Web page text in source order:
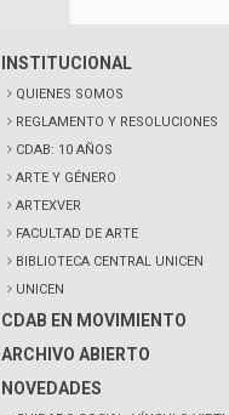
INSTITUCIONAL
QUIENES SOMOS
REGLAMENTO Y RESOLUCIONES
CDAB: 10 AÑOS
ARTE Y GÉNERO
ARTEXVER
FACULTAD DE ARTE
BIBLIOTECA CENTRAL UNICEN
UNICEN
CDAB EN MOVIMIENTO
ARCHIVO ABIERTO
NOVEDADES